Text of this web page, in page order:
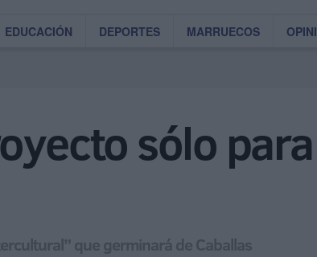
EDUCACIÓN DEPORTES MARRUECOS
sólo
que germinará de Caballas